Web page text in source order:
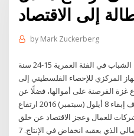
إلى الاقتصاد
by Mark Zuckerberg
وقد تركز أعلى معدل للبطالة بين الشباب في الفئة العمرية 15-24 سنة
المركزي للإحصاء الفلسطيني إلى
القرصنة على أموالها، فضلًا عن
الحصار وإغلاق المعابر كل ذلك بهدف إبقاء 8 أيلول (سبتمبر) 2016 ارتفاع
للعمال وعجز الاقتصاد عن خلق
بالتالي إلى انخفاض الطلب الإجمالي الذي يعقبه انخفاض في الإنتاج. 7